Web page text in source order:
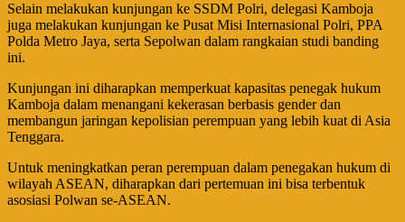
Selain melakukan kunjungan ke SSDM Polri, delegasi Kamboja
juga melakukan kunjungan ke Pusat Misi Internasional Polri, PPA
Polda Metro Jaya, serta Sepolwan dalam rangkaian studi banding
ini.
Kunjungan ini diharapkan memperkuat kapasitas penegak hukum
Kamboja dalam menangani kekerasan berbasis gender dan
membangun jaringan kepolisian perempuan yang lebih kuat di Asia
Tenggara.
Untuk meningkatkan peran perempuan dalam penegakan hukum di
wilayah ASEAN, diharapkan dari pertemuan ini bisa terbentuk
asosiasi Polwan se-ASEAN.